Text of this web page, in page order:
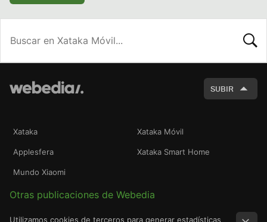
SUBIR
Xataka Xataka Móvil
Applesfera Xataka Smart Home
Mundo Xiaomi
Otras publicaciones de Webedia
Utilizamos cookies de terceros para generar estadísticas